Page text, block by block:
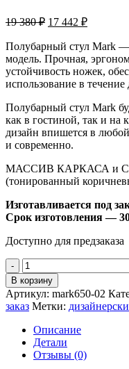
19 380₽ 17 442 ₽
Полубарный стул Mark —
модель. Прочная,
устойчивость ножек,
использование в
Полубарный стул Mark
как в гостиной, так и
дизайн впишется в
и современно.
МАССИВ КАРКАСА и
(тонированный
Изготавливается под
Срок изготовления —
Доступно для предзаказа
В корзину
Артикул: mark650-02
заказ Метки:
Описание
Детали
Отзывы (0)